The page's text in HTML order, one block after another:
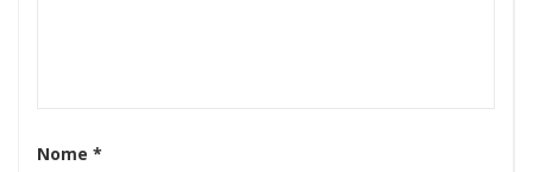
Nome *